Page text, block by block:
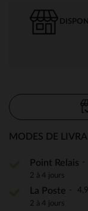
MODES DE
Point Relais
2 à 4 jours
La Poste
2 à 4 jours